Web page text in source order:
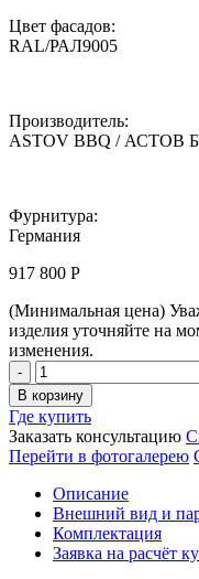
Цвет фасадов:
RAL/РАЛ9005
Производитель:
ASTOV BBQ / АСТОВ
Фурнитура:
Германия
917 800 Р
(Минимальная цена)
изделия уточняйте на
изменения.
Комплекс
барбекю
ASTOV
BBQ
/
АСТОВ
БАРБЕКЮ
№
20
(ширина
3200
В корзину
Где купить
Заказать консультацию
Перейти в фотогалерею
Описание
Внешний вид и
Комплектация
Заявка на расчёт